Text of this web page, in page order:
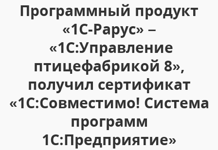
Программный продукт
«1С-Рарус» –
«1С:Управление
птицефабрикой 8»,
получил сертификат
«1С:Совместимо! Система
программ
1С:Предприятие»